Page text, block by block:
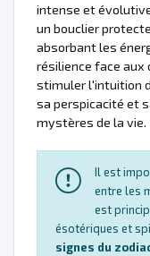
intense et
un bouclier
absorbant les
résilience face aux
stimuler l'intuition
sa perspicacité et
mystères de la vie.
Il est
entre les
est
ésotériques et
signes du